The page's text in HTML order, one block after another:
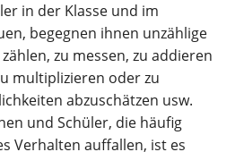
in der Klasse und im
begegnen ihnen unzählige
zu messen, zu addieren
multiplizieren oder zu
abzuschätzen usw.
und Schüler, die häufig
Verhalten auffallen, ist es